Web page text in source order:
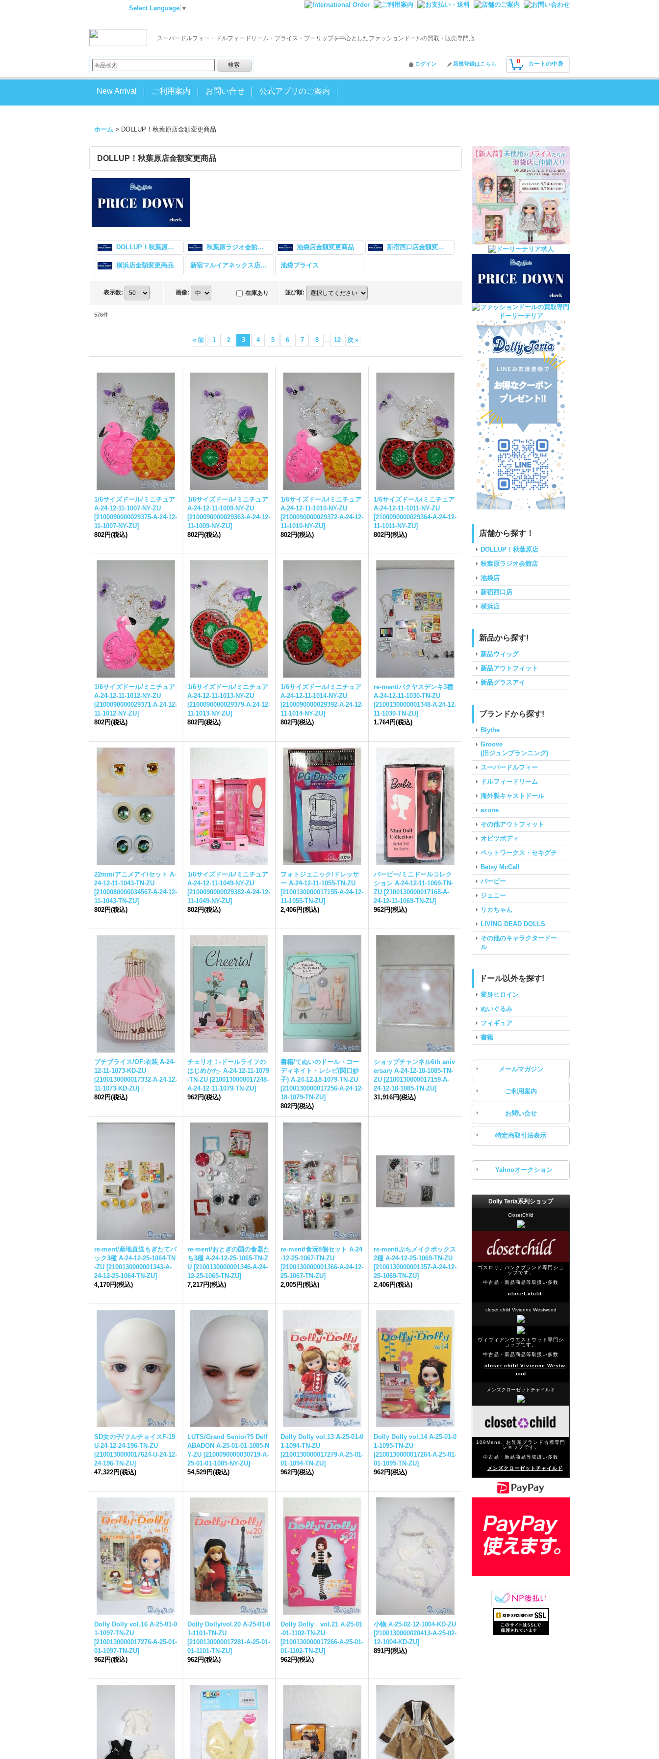
Select Language ▼
スーパードルフィー・ドルフィードリーム・ブライス・プーリップを中心としたファッションドールの買取・販売専門店
0 カートの中身
ログイン 新規登録はこちら
New Arrival ご利用案内 お問い合せ 公式アプリのご案内
ホーム > DOLLUP！秋葉原店金額変更商品
DOLLUP！秋葉原店金額変更商品
DOLLUP！秋葉原店金額変更商品 秋葉原ラジオ会館店金額変更商品 池袋店金額変更商品 新宿西口店金額変更商品
横浜店金額変更商品 新宿マルイアネックス店商品 池袋ブライス
表示数: 画像: 在庫あり 並び順:
576件
« 前 1 2 3 4 5 6 7 8 ... 12 次 »
1/6サイズドール/ミニチュア
A-24-12-11-1007-NY-ZU
[2100090000029375-A-24-12-
11-1007-NY-ZU]
802円(税込)
1/6サイズドール/ミニチュア
A-24-12-11-1009-NY-ZU
[2100090000029363-A-24-12-
11-1009-NY-ZU]
802円(税込)
1/6サイズドール/ミニチュア
A-24-12-11-1010-NY-ZU
[2100090000029372-A-24-12-
11-1010-NY-ZU]
802円(税込)
1/6サイズドール/ミニチュア
A-24-12-11-1011-NY-ZU
[2100090000029364-A-24-12-
11-1011-NY-ZU]
802円(税込)
1/6サイズドール/ミニチュア
A-24-12-11-1012-NY-ZU
[2100090000029371-A-24-12-
11-1012-NY-ZU]
802円(税込)
1/6サイズドール/ミニチュア
A-24-12-11-1013-NY-ZU
[2100090000029379-A-24-12-
11-1013-NY-ZU]
802円(税込)
1/6サイズドール/ミニチュア
A-24-12-11-1014-NY-ZU
[2100090000029392-A-24-12-
11-1014-NY-ZU]
802円(税込)
re-ment/バクヤスデンキ3種
A-24-12-11-1030-TN-ZU
[2100130000001348-A-24-12-
11-1030-TN-ZU]
1,764円(税込)
22mm/アニメアイ/セット A-
24-12-11-1043-TN-ZU
[2100080000034567-A-24-12-
11-1043-TN-ZU]
802円(税込)
1/6サイズドール/ミニチュア
A-24-12-11-1049-NY-ZU
[2100090000029382-A-24-12-
11-1049-NY-ZU]
802円(税込)
フォトジェニック/ドレッサ
ー A-24-12-11-1055-TN-ZU
[2100130000017155-A-24-12-
11-1055-TN-ZU]
2,406円(税込)
バービー/ミニドールコレク
ション A-24-12-11-1069-TN-
ZU [2100130000017168-A-
24-12-11-1069-TN-ZU]
962円(税込)
プチブライス/OF:衣装 A-24-
12-11-1073-KD-ZU
[2100130000017332-A-24-12-
11-1073-KD-ZU]
802円(税込)
チェリオ！-ドールライフの
はじめかた- A-24-12-11-1079
-TN-ZU [2100130000017248-
A-24-12-11-1079-TN-ZU]
962円(税込)
書籍/てぬいのドール・コー
ディネイト・レシピ(関口妙
子) A-24-12-18-1079-TN-ZU
[2100130000017256-A-24-12-
18-1079-TN-ZU]
802円(税込)
ショップチャンネル6th aniv
ersary A-24-12-18-1085-TN-
ZU [2100130000017159-A-
24-12-18-1085-TN-ZU]
31,916円(税込)
re-ment/産地直送もぎたてパ
ック3種 A-24-12-25-1064-TN
-ZU [2100130000001343-A-
24-12-25-1064-TN-ZU]
4,170円(税込)
re-ment/おとぎの国の食器た
ち3種 A-24-12-25-1065-TN-Z
U [2100130000001346-A-24-
12-25-1065-TN-ZU]
7,217円(税込)
re-ment/食玩8個セット A-24
-12-25-1067-TN-ZU
[2100130000001366-A-24-12-
25-1067-TN-ZU]
2,005円(税込)
re-ment/ぷちメイクボックス
2種 A-24-12-25-1069-TN-ZU
[2100130000001357-A-24-12-
25-1069-TN-ZU]
2,406円(税込)
SD女の子/フルチョイスF-19
U-24-12-24-196-TN-ZU
[2100130000017624-U-24-12-
24-196-TN-ZU]
47,322円(税込)
LUTS/Grand Senior75 Delf
ABADON A-25-01-01-1085-N
Y-ZU [2100090000030719-A-
25-01-01-1085-NY-ZU]
54,529円(税込)
Dolly Dolly vol.13 A-25-01-0
1-1094-TN-ZU
[2100130000017279-A-25-01-
01-1094-TN-ZU]
962円(税込)
Dolly Dolly vol.14 A-25-01-0
1-1095-TN-ZU
[2100130000017264-A-25-01-
01-1095-TN-ZU]
962円(税込)
Dolly Dolly vol.16 A-25-01-0
1-1097-TN-ZU
[2100130000017276-A-25-01-
01-1097-TN-ZU]
962円(税込)
Dolly Dolly/vol.20 A-25-01-0
1-1101-TN-ZU
[2100130000017281-A-25-01-
01-1101-TN-ZU]
962円(税込)
Dolly Dolly vol.21 A-25-01
-01-1102-TN-ZU
[2100130000017266-A-25-01-
01-1102-TN-ZU]
962円(税込)
小物 A-25-02-12-1004-KD-ZU
[2100130000020413-A-25-02-
12-1004-KD-ZU]
891円(税込)
店舗から探す！
DOLLUP！秋葉原店
秋葉原ラジオ会館店
池袋店
新宿西口店
横浜店
新品から探す!
新品ウィッグ
新品アウトフィット
新品グラスアイ
ブランドから探す!
Blythe
Groove
(旧ジュンプランニング)
スーパードルフィー
ドルフィードリーム
海外製キャストドール
azone
その他アウトフィット
オビツボディ
ペットワークス・セキグチ
Betsy McCall
バービー
ジェニー
リカちゃん
LIVING DEAD DOLLS
その他のキャラクタードー
ル
ドール以外を探す!
変身ヒロイン
ぬいぐるみ
フィギュア
書籍
メールマガジン
ご利用案内
お問い合せ
特定商取引法表示
Yahooオークション
Dolly Teria系列ショップ
ClosetChild
ゴスロリ、パンクブランド専門ショ
ップです。
中古品・新品商品等取扱い多数
closet child
closet child Vivienne Westwood
ヴィヴィアンウエストウッド専門シ
ョップです。
中古品・新品商品等取扱い多数
closet child Vivienne Westw
ood
メンズクローゼットチャイルド
109Mens、お兄系ブランド古着専門
ショップです。
中古品・新品商品等取扱い多数
メンズクローゼットチャイルド